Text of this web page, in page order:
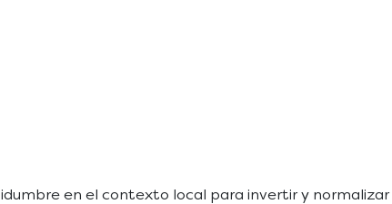
en el contexto local para invertir y normalizar